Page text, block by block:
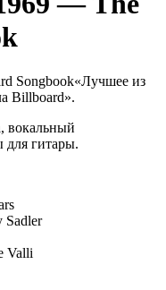
«Лучшее из
Billboard».
вокальный
для гитары.
Sadler
Valli